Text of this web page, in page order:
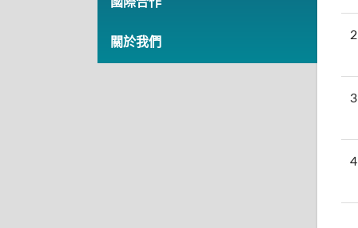
國際合作
關於我們
2
3
4